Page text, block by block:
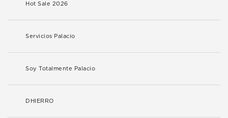
Hot Sale 2026
Servicios Palacio
Soy Totalmente Palacio
DHIERRO